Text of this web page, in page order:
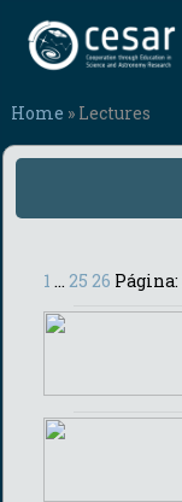
Home » Lectures
1 ... 25 26 Página: